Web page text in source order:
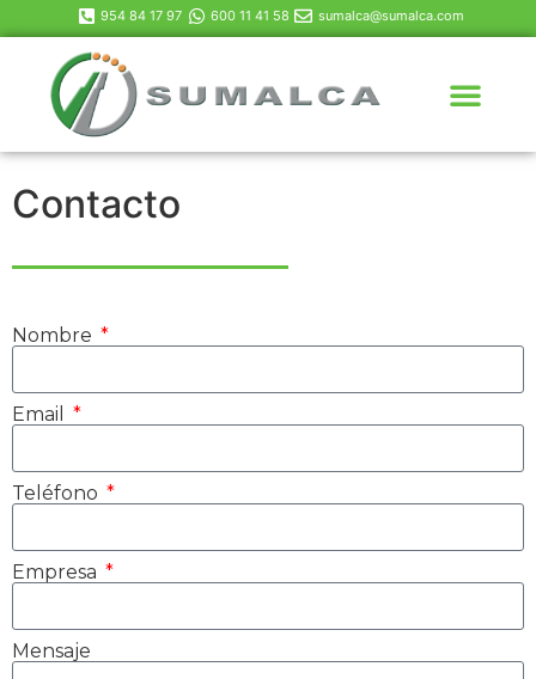
954 84 17 97 600 11 41 58 sumalca@sumalca.com
Contacto
Nombre
Email
Teléfono
Empresa
Mensaje